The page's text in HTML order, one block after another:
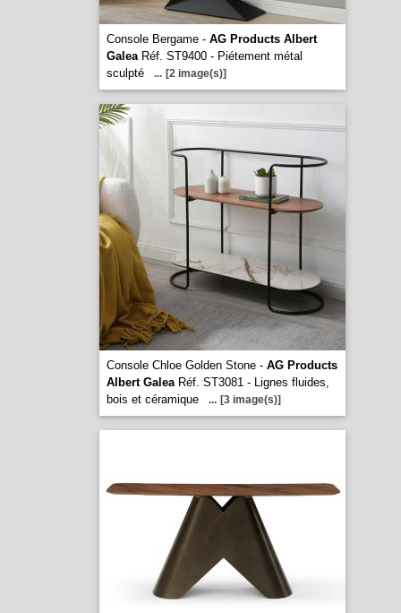
Console Bergame - AG Products Albert
GaleaRéf. ST9400 - Piétement métal
sculpté
... [2 image(s)]
Console Chloe Golden Stone - AG Products
Albert GaleaRéf. ST3081 - Lignes fluides,
bois et céramique
... [3 image(s)]